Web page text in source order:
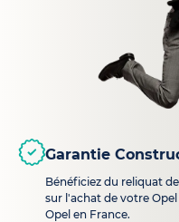
Garantie
Bénéficiez du reliquat
sur l'achat de votre
Opel en France.